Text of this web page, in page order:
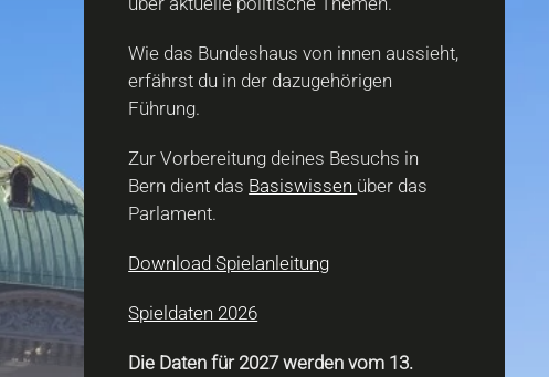
Wie das Bundeshaus von innen aussieht,
erfährst du in der dazugehörigen
Führung.
Zur Vorbereitung deines Besuchs in
Bern dient das Basiswissen über das
Parlament.
Download Spielanleitung
Spieldaten 2026
Die Daten für 2027 werden vom 13.